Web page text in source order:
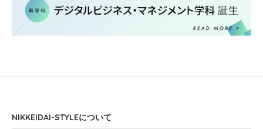
NIKKEIDAI-STYLEについて